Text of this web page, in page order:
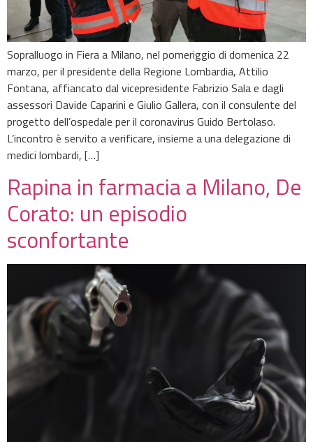
Sopralluogo in Fiera a Milano, nel pomeriggio di domenica 22
marzo, per il presidente della Regione Lombardia, Attilio
Fontana, affiancato dal vicepresidente Fabrizio Sala e dagli
assessori Davide Caparini e Giulio Gallera, con il consulente del
progetto dell’ospedale per il coronavirus Guido Bertolaso.
L’incontro è servito a verificare, insieme a una delegazione di
medici lombardi, […]
Rapina in farmacia a Milano, De
Corato: un episodio
sconfortante